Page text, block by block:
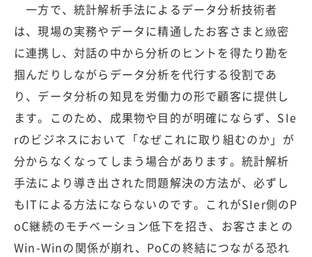
一方で、統計解析手法によるデータ分析技術者
は、現場の実務やデータに精通したお客さまと緻密
に連携し、対話の中から分析のヒントを得たり勘を
掴んだりしながらデータ分析を代行する役割であ
り、データ分析の知見を労働力の形で顧客に提供し
ます。このため、成果物や目的が明確にならず、SIe
rのビジネスにおいて「なぜこれに取り組むのか」が
分からなくなってしまう場合があります。統計解析
手法により導き出された問題解決の方法が、必ずし
もITによる方法にならないのです。これがSIer側のP
oC継続のモチベーション低下を招き、お客さまとの
Win-Winの関係が崩れ、PoCの終結につながる恐れ